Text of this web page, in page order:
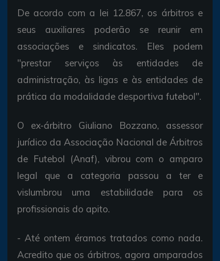
De acordo com a lei 12.867, os árbitros e
seus auxiliares poderão se reunir em
associações e sindicatos. Eles podem
"prestar serviços às entidades de
administração, às ligas e às entidades de
prática da modalidade desportiva futebol".
O ex-árbitro Giuliano Bozzano, assessor
jurídico da Associação Nacional de Árbitros
de Futebol (Anaf), vibrou com o amparo
legal que a categoria passou a ter e
vislumbrou uma estabilidade para os
profissionais do apito.
- Até ontem éramos tratados como nada.
Acredito que os árbitros, agora amparados